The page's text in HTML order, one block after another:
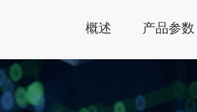
概述 产品参数